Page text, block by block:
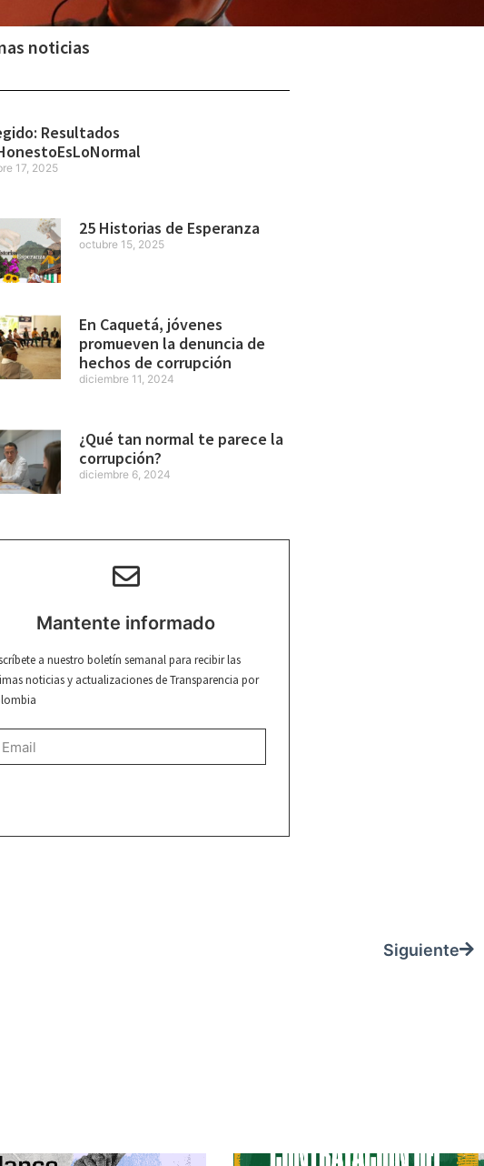
noticias
Resultados
17, 2025
25 Historias de Esperanza
octubre 15, 2025
En Caquetá, jóvenes
promueven la denuncia de
hechos de corrupción
diciembre 11, 2024
¿Qué tan normal te parece la
corrupción?
diciembre 6, 2024
Mantente informado
a nuestro boletín semanal para recibir las
noticias y actualizaciones de Transparencia por
Siguiente